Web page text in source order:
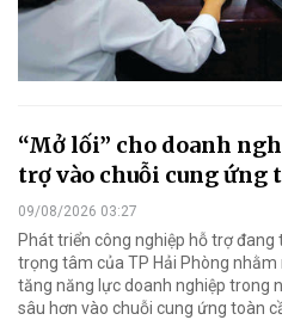
“Mở lối” cho doanh
trợ vào chuỗi cung ứng
09/08/2026 03:27
Phát triển công nghiệp hỗ trợ
trọng tâm của TP Hải Phòng nhằm
tăng năng lực doanh nghiệp trong
sâu hơn vào chuỗi cung ứng toàn